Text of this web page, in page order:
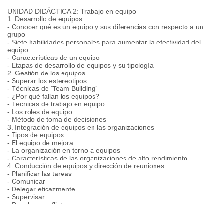
UNIDAD DIDÁCTICA 2: Trabajo en equipo
1. Desarrollo de equipos
- Conocer qué es un equipo y sus diferencias con respecto a un
grupo
- Siete habilidades personales para aumentar la efectividad del
equipo
- Características de un equipo
- Etapas de desarrollo de equipos y su tipología
2. Gestión de los equipos
- Superar los estereotipos
- Técnicas de ‘Team Building’
- ¿Por qué fallan los equipos?
- Técnicas de trabajo en equipo
- Los roles de equipo
- Método de toma de decisiones
3. Integración de equipos en las organizaciones
- Tipos de equipos
- El equipo de mejora
- La organización en torno a equipos
- Características de las organizaciones de alto rendimiento
4. Conducción de equipos y dirección de reuniones
- Planificar las tareas
- Comunicar
- Delegar eficazmente
- Supervisar